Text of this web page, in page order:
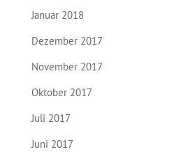
Januar 2018
Dezember 2017
November 2017
Oktober 2017
Juli 2017
Juni 2017